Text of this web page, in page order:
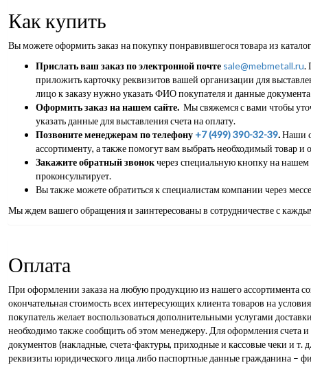
Как купить
Вы можете оформить заказ на покупку понравившегося товара из
Прислать ваш заказ по электронной почте sale@mebmetall.ru.
приложить карточку реквизитов вашей организации для
лицо к заказу нужно указать ФИО покупателя и данные
Оформить заказ на нашем сайте.Мы свяжемся с вами чтобы
указать данные для выставления счета на оплату.
Позвоните менеджерам по телефону +7 (499) 390-32-39.Наши
ассортименту, а также помогут вам выбрать необходимый товар и
Закажите обратный звонокчерез специальную кнопку на нашем
проконсультирует.
Вы также можете обратиться к специалистам компании через
Мы ждем вашего обращения и заинтересованы в сотрудничестве с
Оплата
При оформлении заказа на любую продукцию из нашего ассортимента
окончательная стоимость всех интересующих клиента товаров на
покупатель желает воспользоваться дополнительными услугами
необходимо также сообщить об этом менеджеру. Для оформления счета
документов (накладные, счета-фактуры, приходные и кассовые чеки и т.
реквизиты юридического лица либо паспортные данные гражданина –